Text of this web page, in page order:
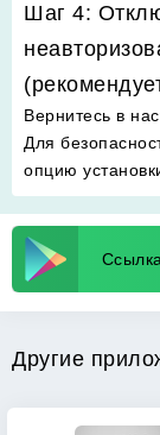
Шаг 4:
Вернитесь в
Для
опцию
Другие